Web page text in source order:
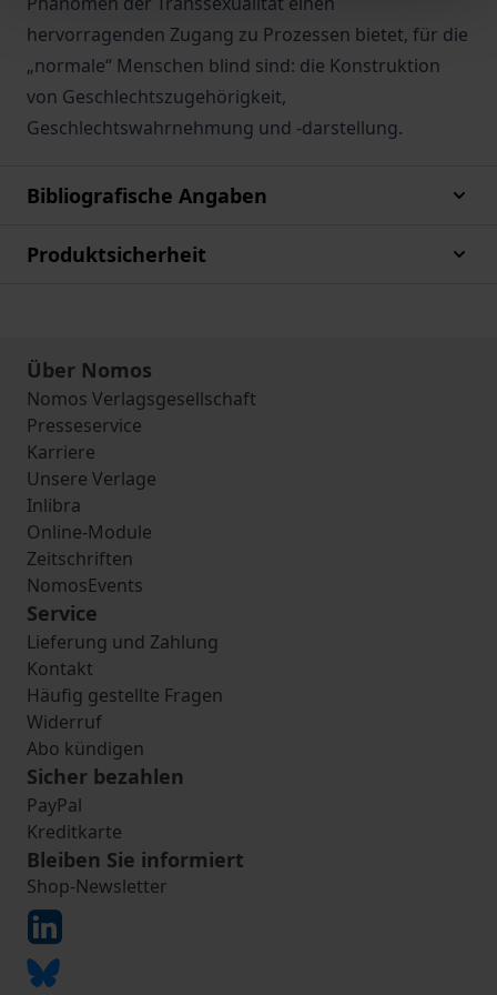
hervorragenden Zugang zu Prozessen bietet, für die
„normale“ Menschen blind sind: die Konstruktion
von Geschlechtszugehörigkeit,
Geschlechtswahrnehmung und -darstellung.
Bibliografische Angaben
Produktsicherheit
Über Nomos
Nomos Verlagsgesellschaft
Presseservice
Karriere
Unsere Verlage
Inlibra
Online-Module
Zeitschriften
NomosEvents
Service
Lieferung und Zahlung
Kontakt
Häufig gestellte Fragen
Widerruf
Abo kündigen
Sicher bezahlen
PayPal
Kreditkarte
Bleiben Sie informiert
Shop-Newsletter